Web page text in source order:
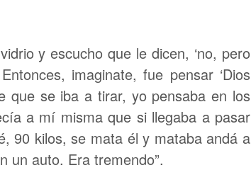
y escucho que le dicen, ‘no, pero
imaginate, fue pensar ‘Dios
que se iba a tirar, yo pensaba en los
a mí misma que si llegaba a pasar
90 kilos, se mata él y mataba andá a
un auto. Era tremendo”.